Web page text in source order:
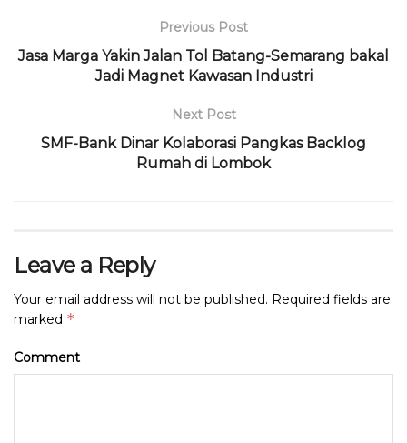
Previous Post
Jasa Marga Yakin Jalan Tol Batang-Semarang bakal
Jadi Magnet Kawasan Industri
Next Post
SMF-Bank Dinar Kolaborasi Pangkas Backlog
Rumah di Lombok
Leave a Reply
Your email address will not be published. Required fields are
marked *
Comment